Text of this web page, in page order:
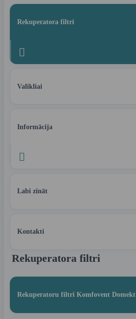
Rekuperatora filtri

Valikliai
Informācija

Labi zināt
Kontakti
Rekuperatora filtri
Rekuperatoru filtri Komfovent Domekt